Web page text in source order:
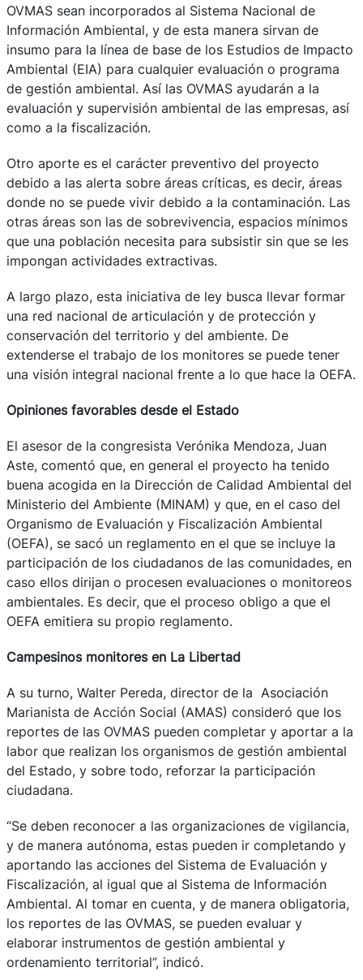
OVMAS sean incorporados al Sistema Nacional de
Información Ambiental, y de esta manera sirvan de
insumo para la línea de base de los Estudios de Impacto
Ambiental (EIA) para cualquier evaluación o programa
de gestión ambiental. Así las OVMAS ayudarán a la
evaluación y supervisión ambiental de las empresas, así
como a la fiscalización.
Otro aporte es el carácter preventivo del proyecto
debido a las alerta sobre áreas críticas, es decir, áreas
donde no se puede vivir debido a la contaminación. Las
otras áreas son las de sobrevivencia, espacios mínimos
que una población necesita para subsistir sin que se les
impongan actividades extractivas.
A largo plazo, esta iniciativa de ley busca llevar formar
una red nacional de articulación y de protección y
conservación del territorio y del ambiente. De
extenderse el trabajo de los monitores se puede tener
una visión integral nacional frente a lo que hace la OEFA.
Opiniones favorables desde el Estado
El asesor de la congresista Verónika Mendoza, Juan
Aste, comentó que, en general el proyecto ha tenido
buena acogida en la Dirección de Calidad Ambiental del
Ministerio del Ambiente (MINAM) y que, en el caso del
Organismo de Evaluación y Fiscalización Ambiental
(OEFA), se sacó un reglamento en el que se incluye la
participación de los ciudadanos de las comunidades, en
caso ellos dirijan o procesen evaluaciones o monitoreos
ambientales. Es decir, que el proceso obligo a que el
OEFA emitiera su propio reglamento.
Campesinos monitores en La Libertad
A su turno, Walter Pereda, director de la Asociación
Marianista de Acción Social (AMAS) consideró que los
reportes de las OVMAS pueden completar y aportar a la
labor que realizan los organismos de gestión ambiental
del Estado, y sobre todo, reforzar la participación
ciudadana.
“Se deben reconocer a las organizaciones de vigilancia,
y de manera autónoma, estas pueden ir completando y
aportando las acciones del Sistema de Evaluación y
Fiscalización, al igual que al Sistema de Información
Ambiental. Al tomar en cuenta, y de manera obligatoria,
los reportes de las OVMAS, se pueden evaluar y
elaborar instrumentos de gestión ambiental y
ordenamiento territorial”, indicó.